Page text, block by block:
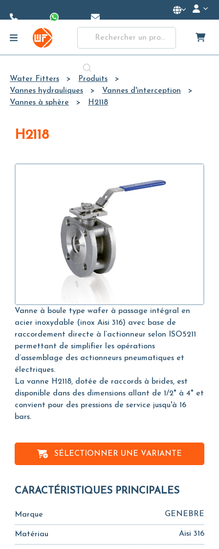
Content
Water Fitters
Produits
Vannes hydrauliques
Vannes d'interception
Vannes à sphère
H2118
H2118
Vanne à boule type wafer à passage intégral en
acier inoxydable (inox Aisi 316) avec base de
raccordement directe à l’actionneur selon ISO5211
permettant de simplifier les opérations
d’assemblage des actionneurs pneumatiques et
électriques.
La vanne H2118, dotée de raccords à brides, est
disponible dans des dimensions allant de 1/2" à 4" et
convient pour des pressions de service jusqu'à 16
bars.
SÉLECTIONNER UNE VARIANTE
CARACTÉRISTIQUES PRINCIPALES
Marque GENEBRE
Matériau Aisi 316